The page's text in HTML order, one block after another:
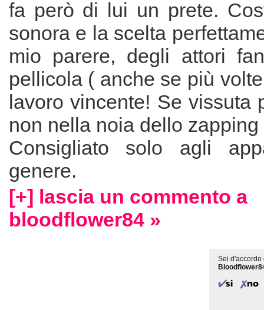
fa però di lui un prete.
sonora e la scelta
mio parere, degli attori
pellicola ( anche se più
lavoro vincente! Se vissuta
non nella noia dello
Consigliato solo agli
genere.
[+] lascia un commento a
bloodflower84 »
Sei d'accordo